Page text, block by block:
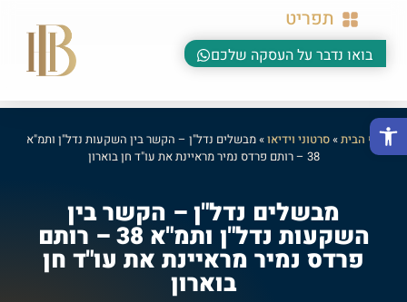
פתח סרגל נגישות
תפריט
בואו נדבר על העסקה שלכם
דף הבית»סרטוני וידיאו»מבשלים נדל"ן – הקשר בין השקעות נדל"ן ותמ"א
38 – רותם פרדס נמיר מראיינת את עו"ד חן בוארון
מבשלים נדל"ן – הקשר בין
השקעות נדל"ן ותמ"א 38 – רותם
פרדס נמיר מראיינת את עו"ד חן
בוארון